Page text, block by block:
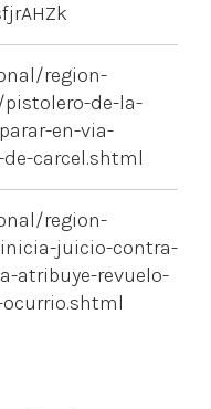
region-
de-la-
en-via-
carcel.shtml
region-
juicio-contra-
atribuye-revuelo-